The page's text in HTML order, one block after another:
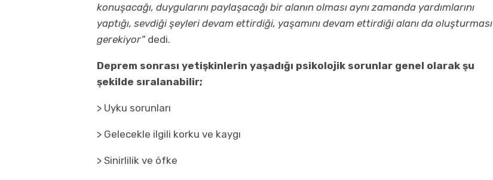
konuşacağı, duygularını paylaşacağı bir alanın olması aynı zamanda yardımlarını
yaptığı, sevdiği şeyleri devam ettirdiği, yaşamını devam ettirdiği alanı da oluşturması
gerekiyor”dedi.
Deprem sonrası yetişkinlerin yaşadığı psikolojik sorunlar genel olarak şu
şekilde sıralanabilir;
> Uyku sorunları
> Gelecekle ilgili korku ve kaygı
> Sinirlilik ve öfke